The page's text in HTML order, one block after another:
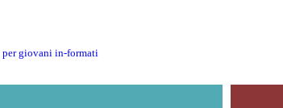
per giovani in-formati